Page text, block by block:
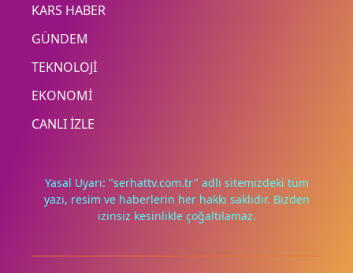
Deneyimini iyileştirmek ve içeriğimizi geliştirmek için çerezler
KARS HABER
GÜNDEM
TEKNOLOJİ
EKONOMİ
CANLI İZLE
Yasal Uyarı: "serhattv.com.tr" adlı sitemizdeki tüm
yazı, resim ve haberlerin her hakkı saklıdır. Bizden
izinsiz kesinlikle çoğaltılamaz.